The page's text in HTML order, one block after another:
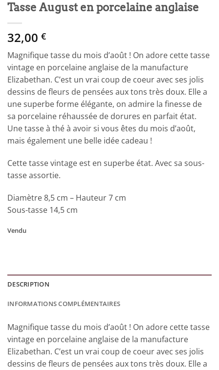
Tasse August en porcelaine anglaise
32,00 €
Magnifique tasse du mois d’août ! On adore cette tasse
vintage en porcelaine anglaise de la manufacture
Elizabethan. C’est un vrai coup de coeur avec ses jolis
dessins de fleurs de pensées aux tons très doux. Elle a
une superbe forme élégante, on admire la finesse de
sa porcelaine réhaussée de dorures en parfait état.
Une tasse à thé à avoir si vous êtes du mois d’août,
mais également une belle idée cadeau !
Cette tasse vintage est en superbe état. Avec sa sous-
tasse assortie.
Diamètre 8,5 cm – Hauteur 7 cm
Sous-tasse 14,5 cm
Vendu
DESCRIPTION
INFORMATIONS COMPLÉMENTAIRES
Magnifique tasse du mois d’août ! On adore cette tasse
vintage en porcelaine anglaise de la manufacture
Elizabethan. C’est un vrai coup de coeur avec ses jolis
dessins de fleurs de pensées aux tons très doux. Elle a